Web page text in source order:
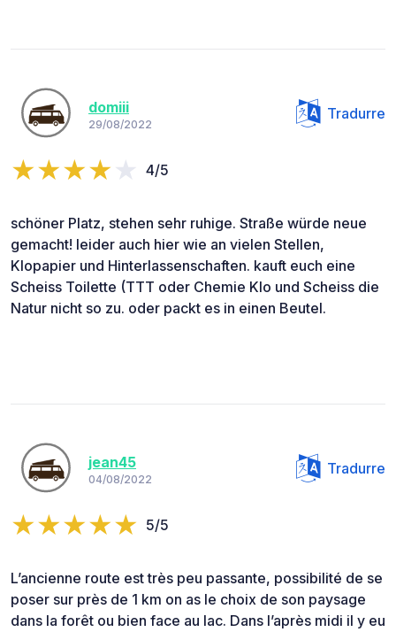
domiii
29/08/2022
Tradurre
4/5
schöner Platz, stehen sehr ruhige. Straße würde neue
gemacht! leider auch hier wie an vielen Stellen,
Klopapier und Hinterlassenschaften. kauft euch eine
Scheiss Toilette (TTT oder Chemie Klo und Scheiss die
Natur nicht so zu. oder packt es in einen Beutel.
jean45
04/08/2022
Tradurre
5/5
L’ancienne route est très peu passante, possibilité de se
poser sur près de 1 km on as le choix de son paysage
dans la forêt ou bien face au lac. Dans l’après midi il y eu